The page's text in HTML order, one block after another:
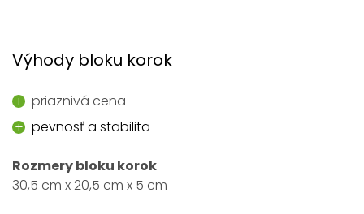
Výhody bloku korok
priaznivá cena
pevnosť a stabilita
Rozmerybloku korok
30,5 cm x 20,5 cm x 5 cm